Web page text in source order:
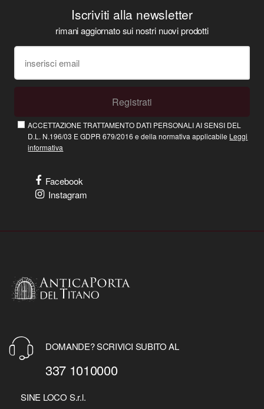
Iscriviti alla newsletter
rimani aggiornato sui nostri nuovi prodotti
Registrati
ACCETTAZIONE TRATTAMENTO DATI PERSONALI AI SENSI DEL
D.L. N.196/03 E GDPR 679/2016 e della normativa applicabile Leggi
informativa
Facebook
Instagram
DOMANDE? SCRIVICI SUBITO AL
337 1010000
SINE LOCO S.r.l.